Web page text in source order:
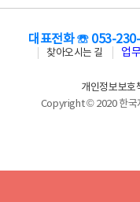
대표전화 ☏ 053-
찾아오시는 길
업
개인정보보호
Copyright © 2020 한국